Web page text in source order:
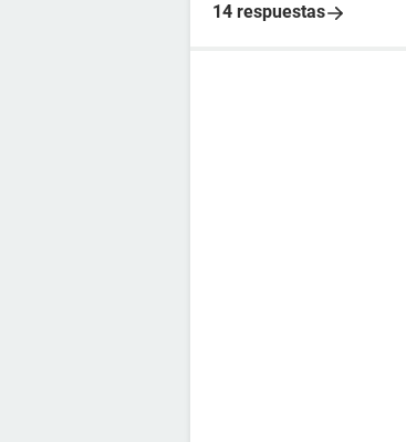
14 respuestas